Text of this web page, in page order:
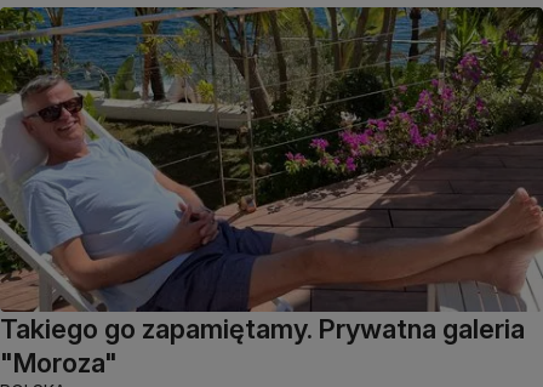
Takiego go zapamiętamy. Prywatna galeria
"Moroza"